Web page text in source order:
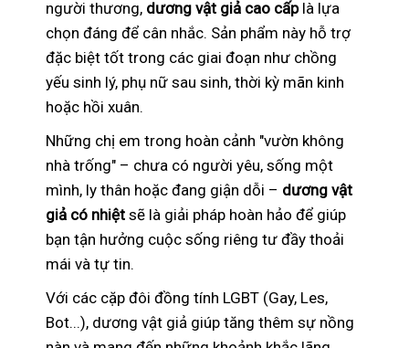
người thương, dương vật giả cao cấplà lựa
chọn đáng để cân nhắc. Sản phẩm này hỗ trợ
đặc biệt tốt trong các giai đoạn như chồng
yếu sinh lý, phụ nữ sau sinh, thời kỳ mãn kinh
hoặc hồi xuân.
Những chị em trong hoàn cảnh "vườn không
nhà trống" – chưa có người yêu, sống một
mình, ly thân hoặc đang giận dỗi – dương vật
giả có nhiệt sẽ là giải pháp hoàn hảo để giúp
bạn tận hưởng cuộc sống riêng tư đầy thoải
mái và tự tin.
Với các cặp đôi đồng tính LGBT (Gay, Les,
Bot...), dương vật giả giúp tăng thêm sự nồng